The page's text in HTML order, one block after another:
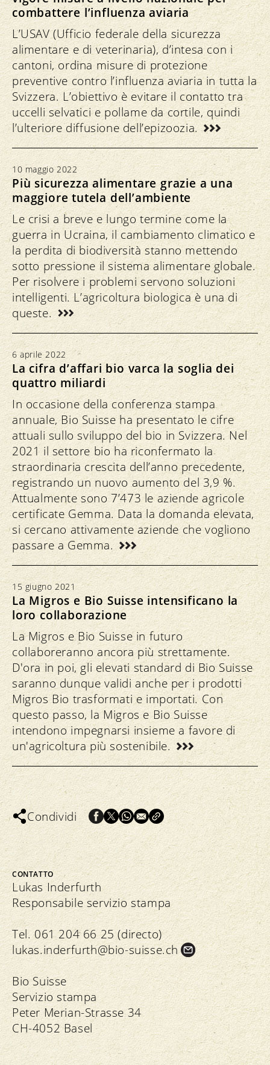
combattere l’influenza aviaria
L’USAV (Ufficio federale della sicurezza
alimentare e di veterinaria), d’intesa con i
cantoni, ordina misure di protezione
preventive contro l’influenza aviaria in tutta la
Svizzera. L’obiettivo è evitare il contatto tra
uccelli selvatici e pollame da cortile, quindi
l’ulteriore diffusione dell’epizoozia.
10 maggio 2022
Più sicurezza alimentare grazie a una
maggiore tutela dell’ambiente
Le crisi a breve e lungo termine come la
guerra in Ucraina, il cambiamento climatico e
la perdita di biodiversità stanno mettendo
sotto pressione il sistema alimentare globale.
Per risolvere i problemi servono soluzioni
intelligenti. L’agricoltura biologica è una di
queste.
6 aprile 2022
La cifra d’affari bio varca la soglia dei
quattro miliardi
In occasione della conferenza stampa
annuale, Bio Suisse ha presentato le cifre
attuali sullo sviluppo del bio in Svizzera. Nel
2021 il settore bio ha riconfermato la
straordinaria crescita dell’anno precedente,
registrando un nuovo aumento del 3,9 %.
Attualmente sono 7’473 le aziende agricole
certificate Gemma. Data la domanda elevata,
si cercano attivamente aziende che vogliono
passare a Gemma.
15 giugno 2021
La Migros e Bio Suisse intensificano la
loro collaborazione
La Migros e Bio Suisse in futuro
collaboreranno ancora più strettamente.
D'ora in poi, gli elevati standard di Bio Suisse
saranno dunque validi anche per i prodotti
Migros Bio trasformati e importati. Con
questo passo, la Migros e Bio Suisse
intendono impegnarsi insieme a favore di
un'agricoltura più sostenibile.
Condividi
CONTATTO
Lukas Inderfurth
Responsabile servizio stampa
Tel. 061 204 66 25 (directo)
lukas.inderfurth@bio-suisse.ch
Bio Suisse
Servizio stampa
Peter Merian-Strasse 34
CH-4052 Basel